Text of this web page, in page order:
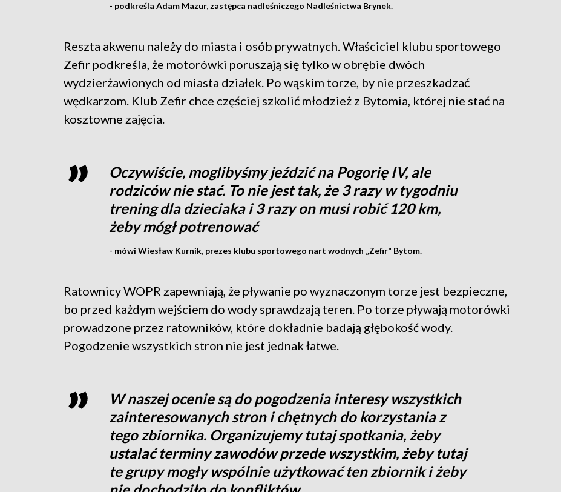
- podkreśla Adam Mazur, zastępca nadleśniczego Nadleśnictwa Brynek.
Reszta akwenu należy do miasta i osób prywatnych. Właściciel klubu sportowego
Zefir podkreśla, że motorówki poruszają się tylko w obrębie dwóch
wydzierżawionych od miasta działek. Po wąskim torze, by nie przeszkadzać
wędkarzom. Klub Zefir chce częściej szkolić młodzież z Bytomia, której nie stać na
kosztowne zajęcia.
Oczywiście, moglibyśmy jeździć na Pogorię IV, ale
rodziców nie stać. To nie jest tak, że 3 razy w tygodniu
trening dla dzieciaka i 3 razy on musi robić 120 km,
żeby mógł potrenować
- mówi Wiesław Kurnik, prezes klubu sportowego nart wodnych „Zefir" Bytom.
Ratownicy WOPR zapewniają, że pływanie po wyznaczonym torze jest bezpieczne,
bo przed każdym wejściem do wody sprawdzają teren. Po torze pływają motorówki
prowadzone przez ratowników, które dokładnie badają głębokość wody.
Pogodzenie wszystkich stron nie jest jednak łatwe.
W naszej ocenie są do pogodzenia interesy wszystkich
zainteresowanych stron i chętnych do korzystania z
tego zbiornika. Organizujemy tutaj spotkania, żeby
ustalać terminy zawodów przede wszystkim, żeby tutaj
te grupy mogły wspólnie użytkować ten zbiornik i żeby